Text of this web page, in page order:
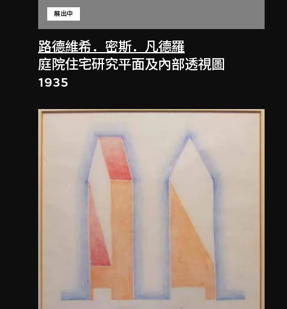
路德維希．密斯．凡德羅
展出中
庭院住宅研究平面及內部透視圖
1935